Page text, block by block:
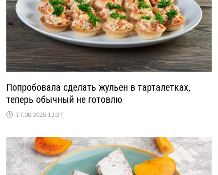
Попробовала сделать жульен в тарталетках,
теперь обычный не готовлю
17.08.2025 12:27